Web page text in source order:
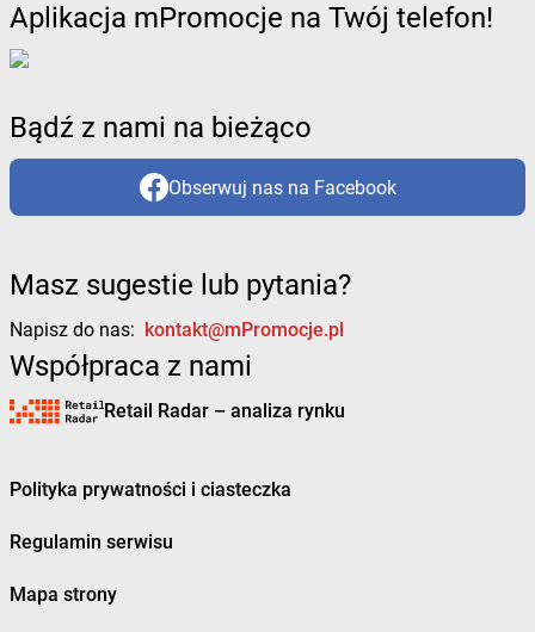
Aplikacja mPromocje na Twój telefon!
Bądź z nami na bieżąco
Obserwuj nas na Facebook
Masz sugestie lub pytania?
Napisz do nas: kontakt@mPromocje.pl
Współpraca z nami
Retail Radar – analiza rynku
Polityka prywatności i ciasteczka
Regulamin serwisu
Mapa strony